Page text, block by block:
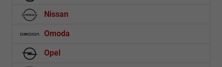
Nissan
Omoda
Opel